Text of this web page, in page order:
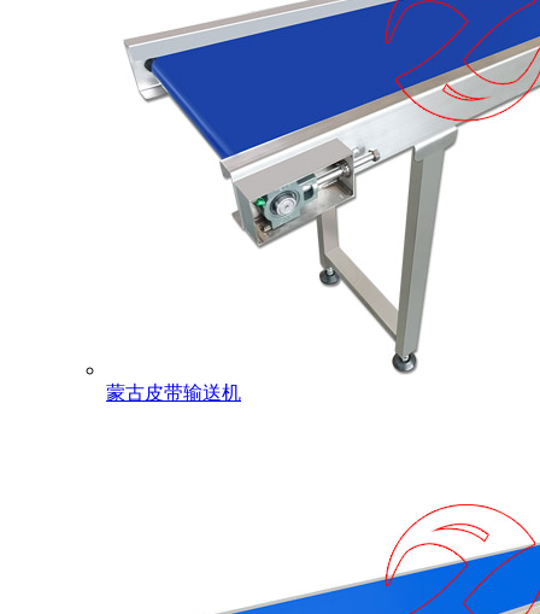
蒙古皮带输送机